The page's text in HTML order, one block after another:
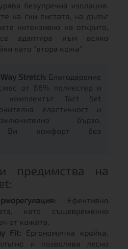
безупречна изолация.
на ски пистата, на дълъг
интензивно на открито,
адаптира към всяко
като "втора кожа".
Stretch: Благодарение
от 86% полиестер и
комплектът Tact Set
еластичност и
бързо,
Ви комфорт без
предимства на
Ефективно
като същевременно
от кожата.
Fit: Ергономична кройка,
и позволява лесно